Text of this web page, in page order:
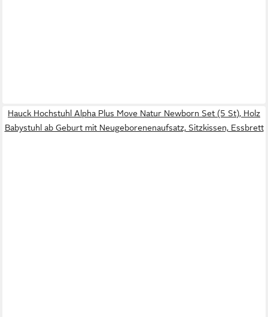
Hauck Hochstuhl Alpha Plus Move Natur Newborn Set (5 St), Holz
Babystuhl ab Geburt mit Neugeborenenaufsatz, Sitzkissen, Essbrett